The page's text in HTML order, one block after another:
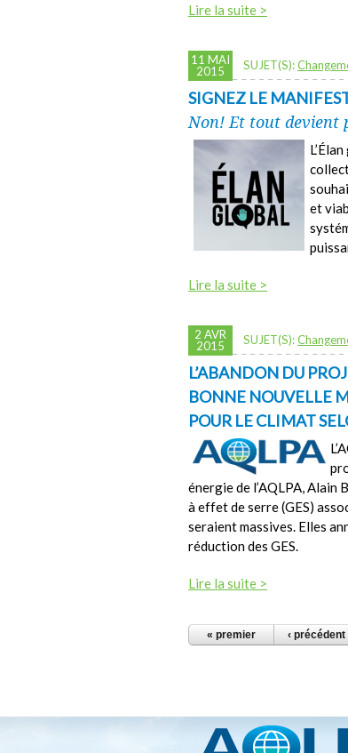
Lire la suite >
11 MAI
2015
SUJET(S):
SIGNEZ LE
Non! Et tout devient
et
Lire la suite >
2 AVR
2015
SUJET(S):
L’ABANDON DU
BONNE NOUVELLE
POUR LE CLIMAT
énergie de l’AQLPA, Alain
à effet de serre (GES)
seraient massives. Elles
réduction des GES.
Lire la suite >
PAGES
« premier ‹ précédent